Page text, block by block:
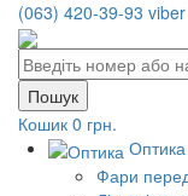
(063) 420-39-93 viber
Кошик 0 грн.
Оптика
Фари